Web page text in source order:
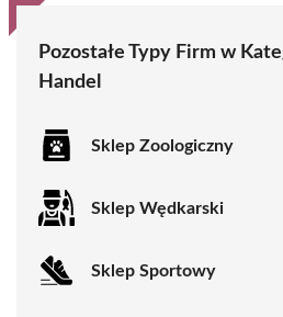
Pozostałe Typy Firm w
Handel
Sklep Zoologiczny
Sklep Wędkarski
Sklep Sportowy